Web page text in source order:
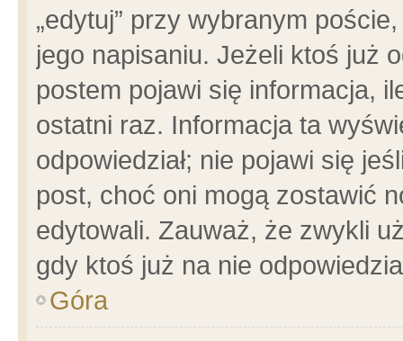
„edytuj” przy wybranym
jego napisaniu. Jeżeli ktoś już
postem pojawi się informacja,
ostatni raz. Informacja ta
odpowiedział; nie pojawi się
post, choć oni mogą zostawić
edytowali. Zauważ, że zwykli
gdy ktoś już na nie
Góra